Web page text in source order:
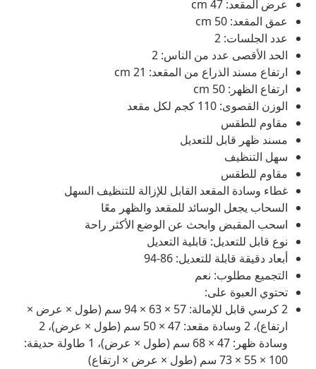
عرض المقعد: 47 cm
عمق المقعد: 50 cm
عدد الجلسات: 2
الحد الأقصى عدد من الناس: 2
ارتفاع مسند الذراع من المقعد: 21 cm
ارتفاع الظهر: 50 cm
الوزن القصوى: 110 كجم لكل مقعد
مقاوم للطقس
مسند ظهر قابل للتعديل
سهل التنظيف
مقاوم للطقس
غطاء وسادة المقعد القابل للإزالة للتنظيف السهل
السحاب يجعل الوسائد للمقعد والظهر معًا
اسحب المقبض وابحث عن الوضع الأكثر راحة
نوع قابل للتعديل: قابلية التعديل
أبعاد دقيقة قابلة للتعديل: 86-94
التجميع مطلوب: نعم
تحتوي العبوة على:
2 كرسي قابل للإمالة: 57 × 63 × 94 سم (طول × عرض ×
ارتفاع)، 2 وسادة مقعد: 47 × 50 سم (طول × عرض)، 2
وسادة ظهر: 47 × 68 سم (طول × عرض)، 1 طاولة حديقة:
100 × 55 × 73 سم (طول × عرض × ارتفاع)